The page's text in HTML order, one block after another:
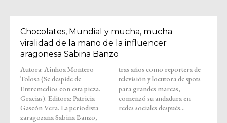
Chocolates, Mundial y mucha, mucha
viralidad de la mano de la influencer
aragonesa Sabina Banzo
Autora: Ainhoa Montero
Tolosa (Se despide de
Entremedios con esta pieza.
Gracias). Editora: Patricia
Gascón Vera. La periodista
zaragozana Sabina Banzo,
tras años como reportera de
televisión y locutora de spots
para grandes marcas,
comenzó su andadura en
redes sociales después...